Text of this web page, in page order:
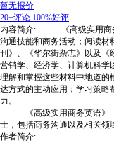
暂无报价
20+评论 100%好评
内容简介: 《高级实用商务
沟通技能和商务活动；阅读材
刊》、《华尔街杂志》以及《
营销学、经济学、计算机科学
理解和掌握这些材料中地道的
达方式的主动应用；学习策略
力。
《高级实用商务英语》（
士，包括商务沟通以及相关领
作者简介: